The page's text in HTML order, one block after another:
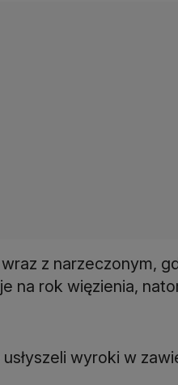
z narzeczonym,
na rok więzienia,
wyroki w